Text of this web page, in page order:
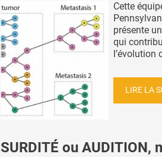
Cette
présente
qui
l’évolution
LIRE LA
SURDITÉ ou AUDITION,